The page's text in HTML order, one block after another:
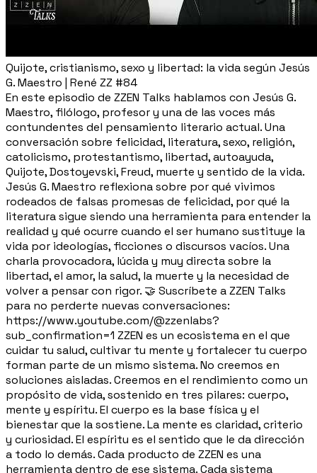
Quijote, cristianismo, sexo y libertad: la vida según Jesús
G. Maestro | René ZZ #84
En este episodio de ZZEN Talks hablamos con Jesús G.
Maestro, filólogo, profesor y una de las voces más
contundentes del pensamiento literario actual. Una
conversación sobre felicidad, literatura, sexo, religión,
catolicismo, protestantismo, libertad, autoayuda,
Quijote, Dostoyevski, Freud, muerte y sentido de la vida.
Jesús G. Maestro reflexiona sobre por qué vivimos
rodeados de falsas promesas de felicidad, por qué la
literatura sigue siendo una herramienta para entender la
realidad y qué ocurre cuando el ser humano sustituye la
vida por ideologías, ficciones o discursos vacíos. Una
charla provocadora, lúcida y muy directa sobre la
libertad, el amor, la salud, la muerte y la necesidad de
volver a pensar con rigor. 🤝 Suscríbete a ZZEN Talks
para no perderte nuevas conversaciones:
https://www.youtube.com/@zzenlabs?
sub_confirmation=1 ZZEN es un ecosistema en el que
cuidar tu salud, cultivar tu mente y fortalecer tu cuerpo
forman parte de un mismo sistema. No creemos en
soluciones aisladas. Creemos en el rendimiento como un
propósito de vida, sostenido en tres pilares: cuerpo,
mente y espíritu. El cuerpo es la base física y el
bienestar que la sostiene. La mente es claridad, criterio
y curiosidad. El espíritu es el sentido que le da dirección
a todo lo demás. Cada producto de ZZEN es una
herramienta dentro de ese sistema. Cada sistema